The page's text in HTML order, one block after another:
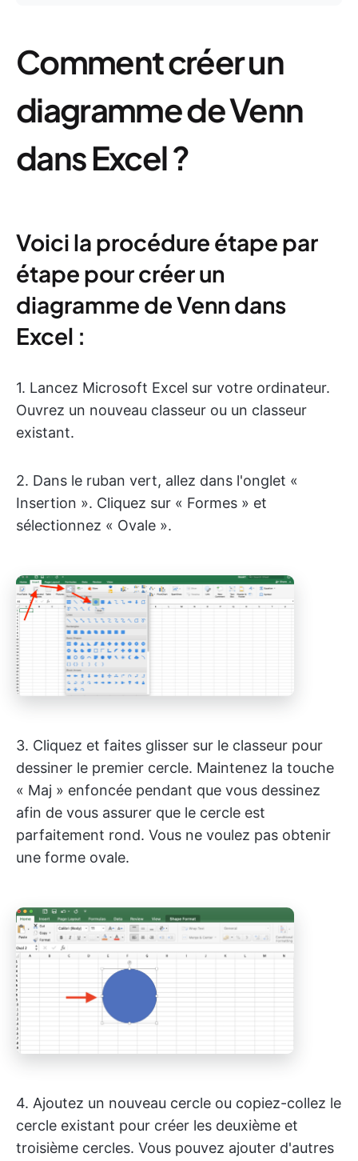
Comment créer un
diagramme de Venn
dans Excel ?
Voici la procédure étape par
étape pour créer un
diagramme de Venn dans
Excel :
1. Lancez Microsoft Excel sur votre ordinateur.
Ouvrez un nouveau classeur ou un classeur
existant.
2. Dans le ruban vert, allez dans l'onglet «
Insertion ». Cliquez sur « Formes » et
sélectionnez « Ovale ».
3. Cliquez et faites glisser sur le classeur pour
dessiner le premier cercle. Maintenez la touche
« Maj » enfoncée pendant que vous dessinez
afin de vous assurer que le cercle est
parfaitement rond. Vous ne voulez pas obtenir
une forme ovale.
4. Ajoutez un nouveau cercle ou copiez-collez le
cercle existant pour créer les deuxième et
troisième cercles. Vous pouvez ajouter d'autres